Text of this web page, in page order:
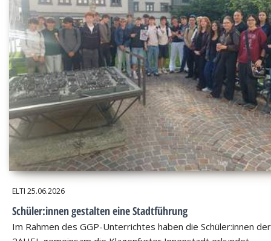
ELTI 25.06.2026
Schüler:innen gestalten eine Stadtführung
Im Rahmen des GGP-Unterrichtes haben die Schüler:innen der